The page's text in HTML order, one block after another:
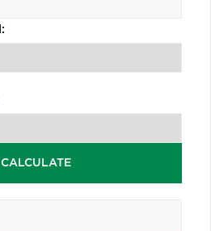
CALCULATE